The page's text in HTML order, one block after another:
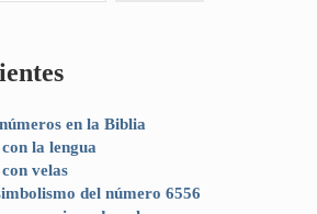
en la Biblia
la lengua
velas
del número 6556